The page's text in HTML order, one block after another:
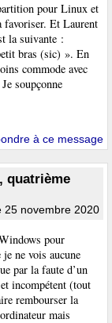
pour Linux et
favoriser. Et Laurent
la suivante :
bras (sic) ». En
commode avec
soupçonne
à ce message
quatrième
25 novembre 2020
pour
ne vois aucune
par la faute d’un
incompétent (tout
rembourser la
mais